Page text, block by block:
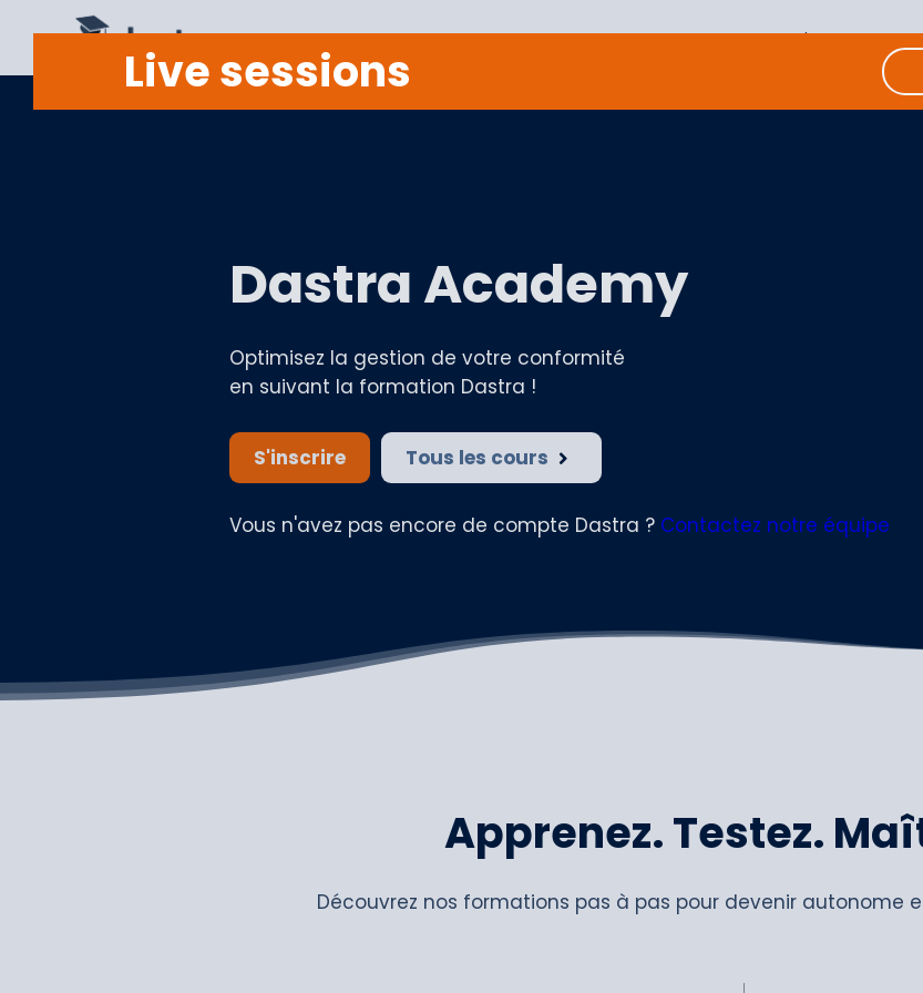
Documentation
Dastra Academy
Optimisez la gestion de votre conformité
en suivant la formation Dastra !
S'inscrire Tous les cours
Vous n'avez pas encore de compte Dastra ? Contactez notre équipe
Apprenez. Testez.
Découvrez nos formations pas à pas pour devenir autonome
Live sessions